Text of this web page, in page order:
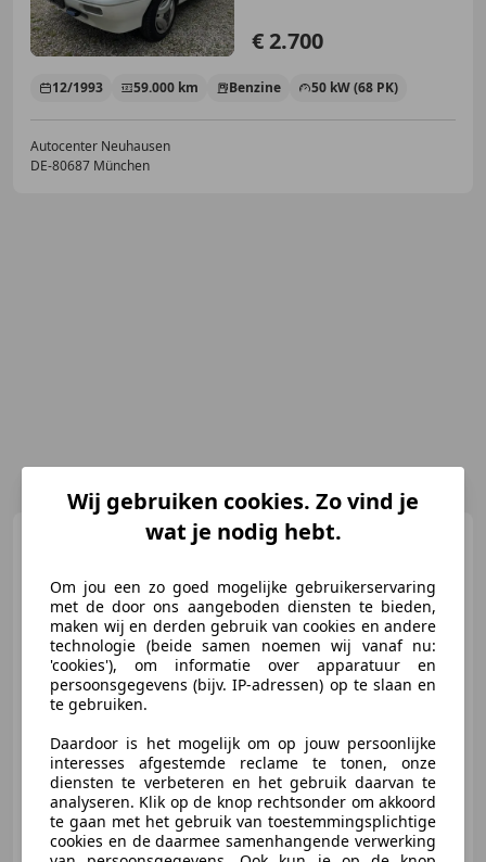
€ 2.700
12/1993 59.000 km Benzine 50 kW (68 PK)
Autocenter Neuhausen
DE-80687 München
Suzuki Swift
€ 2.250
05/1994 171.496 km Benzine 50 kW (68 PK)
Langemeen Auto's
Wij gebruiken cookies. Zo vind je
wat je nodig hebt.
Om jou een zo goed mogelijke gebruikerservaring
met de door ons aangeboden diensten te bieden,
maken wij en derden gebruik van cookies en andere
technologie (beide samen noemen wij vanaf nu:
'cookies'), om informatie over apparatuur en
persoonsgegevens (bijv. IP-adressen) op te slaan en
te gebruiken.
Daardoor is het mogelijk om op jouw persoonlijke
interesses afgestemde reclame te tonen, onze
diensten te verbeteren en het gebruik daarvan te
analyseren. Klik op de knop rechtsonder om akkoord
te gaan met het gebruik van toestemmingsplichtige
cookies en de daarmee samenhangende verwerking